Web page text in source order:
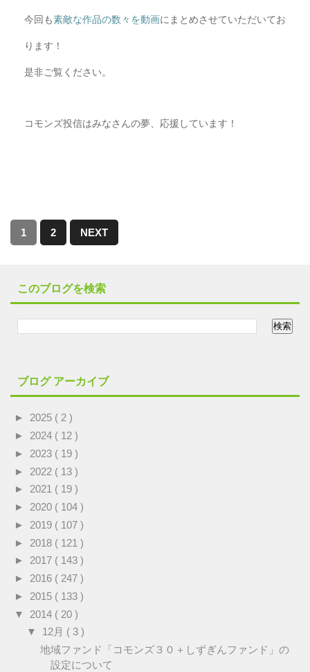
今回も素敵な作品の数々を動画にまとめさせていただいてお
ります！
是非ご覧ください。
コモンズ投信はみなさんの夢、応援しています！
1 2 NEXT
このブログを検索
ブログ アーカイブ
► 2025 ( 2 )
► 2024 ( 12 )
► 2023 ( 19 )
► 2022 ( 13 )
► 2021 ( 19 )
► 2020 ( 104 )
► 2019 ( 107 )
► 2018 ( 121 )
► 2017 ( 143 )
► 2016 ( 247 )
► 2015 ( 133 )
▼ 2014 ( 20 )
▼ 12月 ( 3 )
地域ファンド「コモンズ３０＋しずぎんファンド」の
設定について